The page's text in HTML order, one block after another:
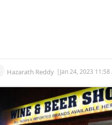
Hazarath Reddy | Jan 24, 2023 11:58